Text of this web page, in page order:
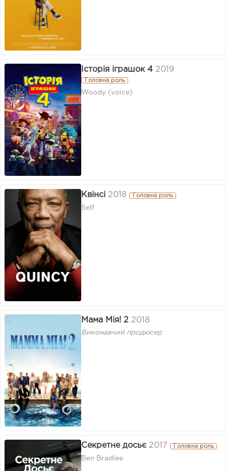
Історія іграшок 4 2019
Головна роль
Woody (voice)
Квінсі 2018 Головна роль
Self
Мама Мія! 2 2018
Виконавчий продюсер
Секретне досьє 2017 Головна роль
Ben Bradlee